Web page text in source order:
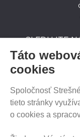
SLEDUJTE
Táto
cookies
Spoločnosť
tieto stránky
o cookies a